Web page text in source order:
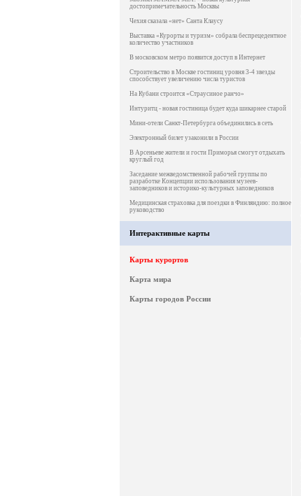
достопримечательность Москвы
Чехия сказала «нет» Санта Клаусу
Выставка «Курорты и туризм» собрала беспрецедентное
количество участников
В московском метро появится доступ в Интернет
Строительство в Москве гостиниц уровня 3-4 звезды
способствует увеличению числа туристов
На Кубани строится «Страусиное ранчо»
Интуритц - новая гостиница будет куда шикарнее старой
Мини-отели Санкт-Петербурга объединились в сеть
Электронный билет узаконили в России
В Арсеньеве жители и гости Приморья смогут отдыхать
круглый год
Заседание межведомственной рабочей группы по
разработке Концепции использования музеев-
заповедников и историко-культурных заповедников
Медицинская страховка для поездки в Финляндию: полное
руководство
Интерактивные карты
Карты курортов
Карта мира
Карты городов России